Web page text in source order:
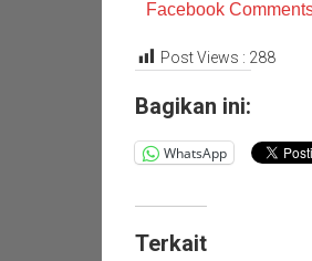
Facebook
Post Views : 288
Bagikan ini:
WhatsApp
Terkait